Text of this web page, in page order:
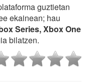
guztietan
ekainean; hau
Series, Xbox One
bilatzen.